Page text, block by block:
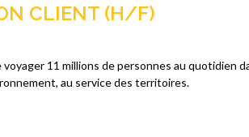
CLIENT (H/F)
11 millions de personnes au quotidien
au service des territoires.